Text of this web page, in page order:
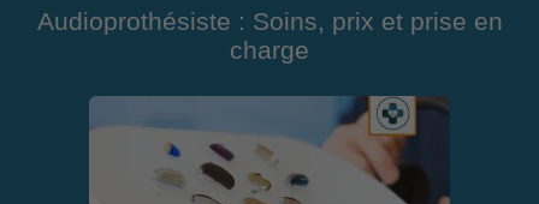
Audioprothésiste : Soins, prix et prise en
charge